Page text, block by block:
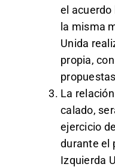
el
la misma
Unida
propia,
La
calado,
ejercicio
durante el
Izquierda